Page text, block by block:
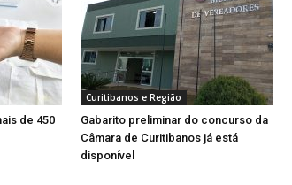
de 450
Curitibanos e Região
Gabarito preliminar do concurso da
Câmara de Curitibanos já está
disponível